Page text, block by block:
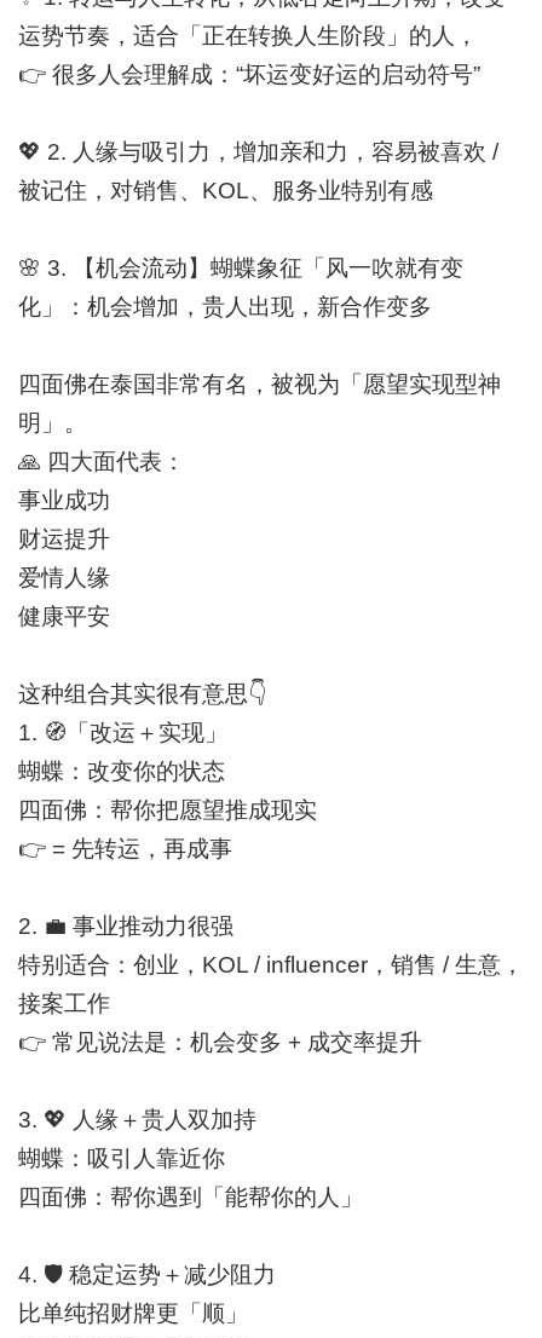
运势节奏，适合「正在转换人生阶段」的人，
👉 很多人会理解成：“坏运变好运的启动符号”
💖 2. 人缘与吸引力，增加亲和力，容易被喜欢 /
被记住，对销售、KOL、服务业特别有感
🌸 3. 【机会流动】蝴蝶象征「风一吹就有变
化」：机会增加，贵人出现，新合作变多
四面佛在泰国非常有名，被视为「愿望实现型神
明」。
🙏 四大面代表：
事业成功
财运提升
爱情人缘
健康平安
这种组合其实很有意思👇
1. 🧭 「改运＋实现」
蝴蝶：改变你的状态
四面佛：帮你把愿望推成现实
👉 = 先转运，再成事
2. 💼 事业推动力很强
特别适合：创业，KOL / influencer，销售 / 生意，
接案工作
👉 常见说法是：机会变多 + 成交率提升
3. 💖 人缘＋贵人双加持
蝴蝶：吸引人靠近你
四面佛：帮你遇到「能帮你的人」
4. 🛡️ 稳定运势＋减少阻力
比单纯招财牌更「顺」